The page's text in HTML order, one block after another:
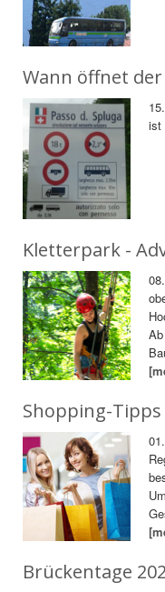
Wann öffnet
ist
Kletterpark -
Shopping-Tipps
Brückentage